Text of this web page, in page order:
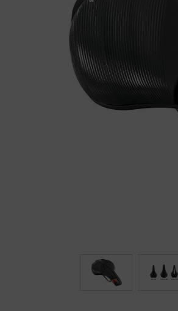
Fietsendragers & Fietskoffers
Overige sporten & cadeaubon
← Terug naar productnavigatie